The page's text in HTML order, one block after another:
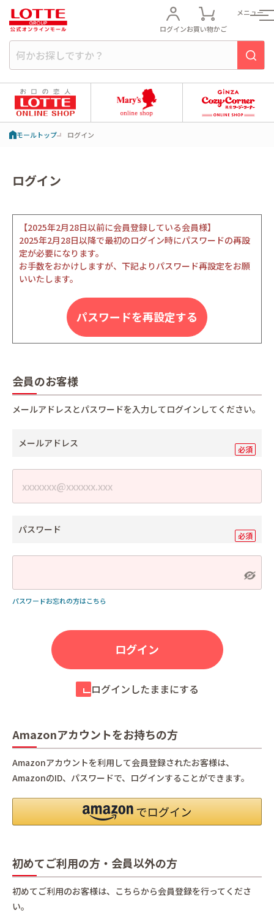
ログインお買い物かご
メニュー
モールトップ ログイン
ログイン
【2025年2月28日以前に会員登録している会員様】
2025年2月28日以降で最初のログイン時にパスワードの再設
定が必要になります。
お手数をおかけしますが、下記よりパスワード再設定をお願
いいたします。
パスワードを再設定する
会員のお客様
メールアドレスとパスワードを入力してログインしてください。
メールアドレス
パスワード
パスワードお忘れの方はこちら
ログインしたままにする
Amazonアカウントをお持ちの方
Amazonアカウントを利用して会員登録されたお客様は、
AmazonのID、パスワードで、ログインすることができます。
初めてご利用の方・会員以外の方
初めてご利用のお客様は、こちらから会員登録を行ってくださ
い。